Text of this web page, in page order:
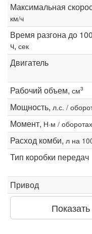
Максимальная
км/ч
Время разгона до
ч, сек
Двигатель
Рабочий объем, см3
Мощность, л.с. /
Момент, Н·м / оборотах
Расход комби, л на
Тип коробки передач
Привод